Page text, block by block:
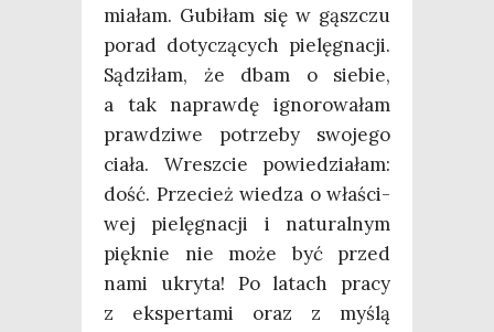
mia­łam. Gubi­łam się w gąsz­czu
porad doty­czą­cych pie­lę­gna­cji.
Sądzi­łam, że dbam o sie­bie,
a tak napraw­dę igno­ro­wa­łam
praw­dzi­we potrze­by swo­je­go
cia­ła. Wresz­cie powie­dzia­łam:
dość. Prze­cież wie­dza o wła­ści­
wej pie­lę­gna­cji i natu­ral­nym
pięk­nie nie może być przed
nami ukry­ta! Po latach pra­cy
z eks­per­ta­mi oraz z myślą